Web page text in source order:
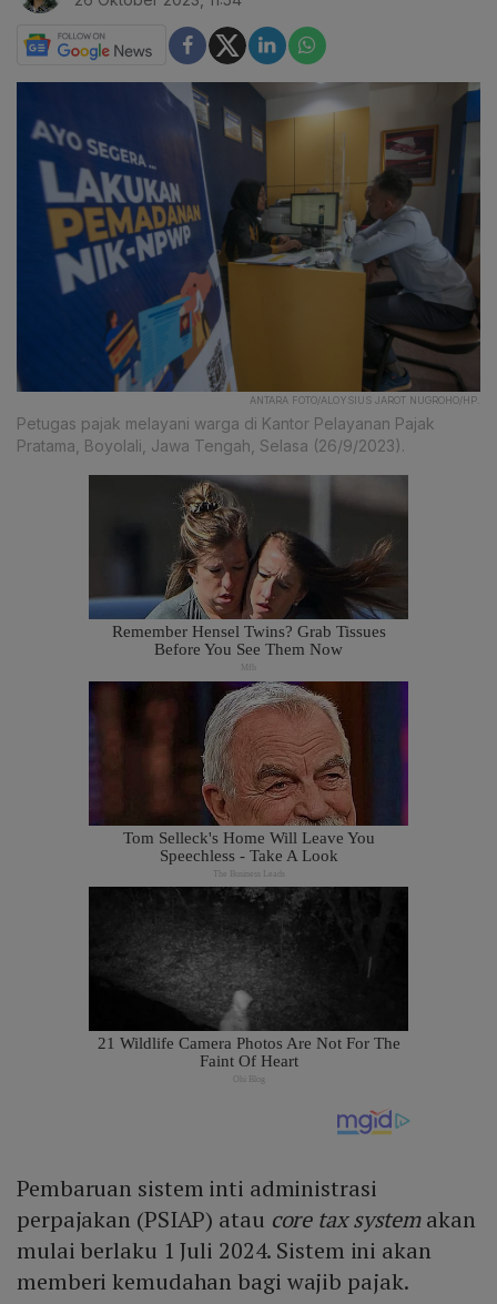
ANTARA FOTO/ALOYSIUS JAROT NUGROHO/HP.
Petugas pajak melayani warga di Kantor Pelayanan Pajak
Pratama, Boyolali, Jawa Tengah, Selasa (26/9/2023).
Pembaruan sistem inti administrasi
perpajakan (PSIAP) atau core tax systemakan
mulai berlaku 1 Juli 2024. Sistem ini akan
memberi kemudahan bagi wajib pajak.